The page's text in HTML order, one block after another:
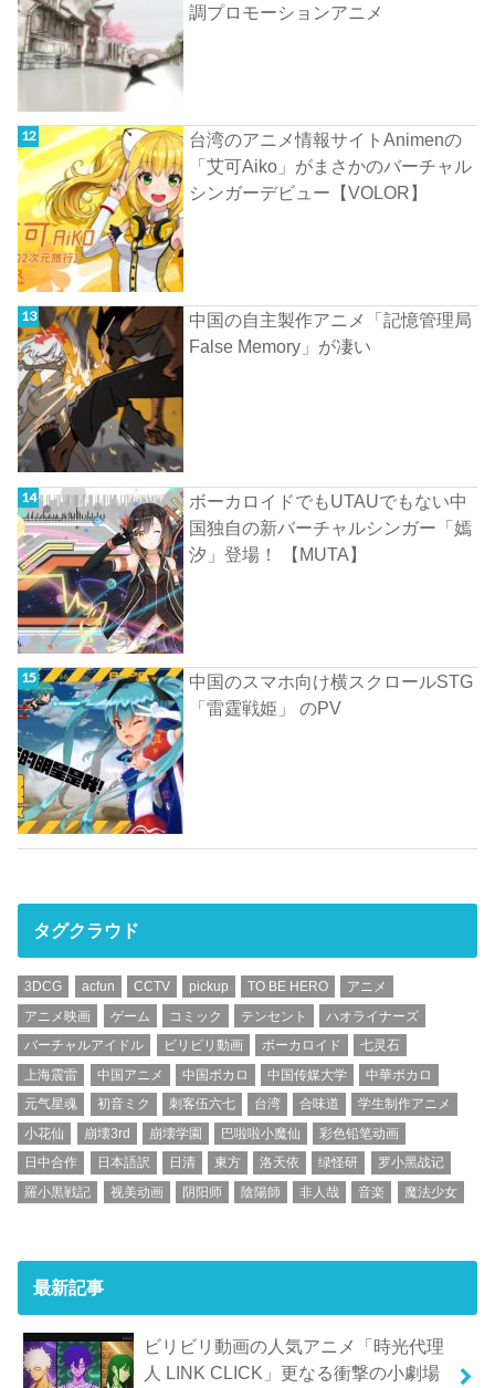
調プロモーションアニメ
台湾のアニメ情報サイトAnimenの
「艾可Aiko」がまさかのバーチャル
シンガーデビュー【VOLOR】
中国の自主製作アニメ「記憶管理局
False Memory」が凄い
ボーカロイドでもUTAUでもない中
国独自の新バーチャルシンガー「嫣
汐」登場！ 【MUTA】
中国のスマホ向け横スクロールSTG
「雷霆戦姫」 のPV
タグクラウド
3DCG acfun CCTV pickup TO BE HERO
アニメ
アニメ映画
ゲーム コミック テンセント
ハオライナーズ
バーチャルアイドル
ビリビリ動画 ボーカロイド
七灵石
上海震雷
中国アニメ 中国ボカロ 中国传媒大学
中華ボカロ
元气星魂
初音ミク 刺客伍六七 台湾 合味道
学生制作アニメ
小花仙
崩壊3rd 崩壊学園 巴啦啦小魔仙
彩色铅笔动画
日中合作
日本語訳 日清 東方 洛天依 绿怪研
罗小黑战记
羅小黒戦記
视美动画 阴阳师 陰陽師 非人哉 音楽 魔法少女
最新記事
ビリビリ動画の人気アニメ「時光代理
人 LINK CLICK」更なる衝撃の小劇場